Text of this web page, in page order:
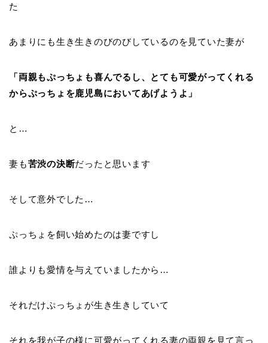
た
あまりにも生き生きのびのびしているのを見ていた妻が
「両親もぷっちょも喜んでるし、とても可愛がってくれる
からぷっちょを鹿児島においてあげようよ」
と…
妻も苦渋の決断だったと思います
そして意外でした…
ぷっちょを飼い始めたのは妻ですし
誰よりも愛情を与えていましたから…
それだけぷっちょが生き生きしていて
それを我が子の様に可愛がってくれる妻の両親を見て言っ